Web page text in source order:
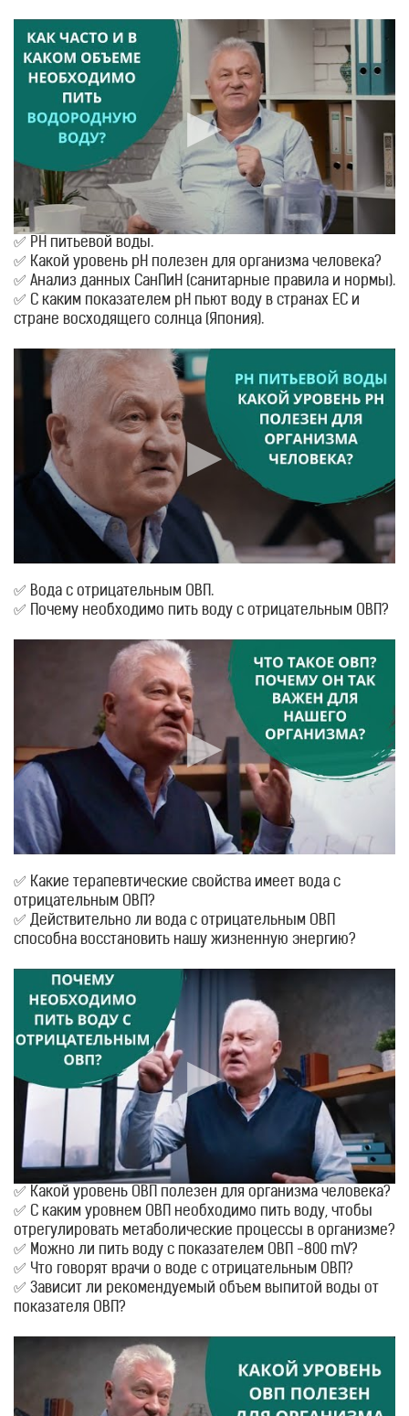
✅ РН питьевой воды.
✅ Какой уровень pH полезен для организма человека?
✅ Анализ данных СанПиН (санитарные правила и нормы).
✅ С каким показателем pH пьют воду в странах ЕС и
стране восходящего солнца (Япония).
✅ Вода с отрицательным ОВП.
✅ Почему необходимо пить воду с отрицательным ОВП?
✅ Какие терапевтические свойства имеет вода с
отрицательным ОВП?
✅ Действительно ли вода с отрицательным ОВП
способна восстановить нашу жизненную энергию?
✅ Какой уровень ОВП полезен для организма человека?
✅ С каким уровнем ОВП необходимо пить воду, чтобы
отрегулировать метаболические процессы в организме?
✅ Можно ли пить воду с показателем ОВП -800 mV?
✅ Что говорят врачи о воде с отрицательным ОВП?
✅ Зависит ли рекомендуемый объем выпитой воды от
показателя ОВП?